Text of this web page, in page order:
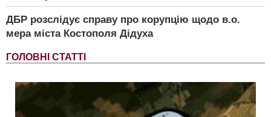
ДБР розслідує справу про корупцію щодо в.о.
мера міста Костополя Дідуха
ГОЛОВНІ СТАТТІ